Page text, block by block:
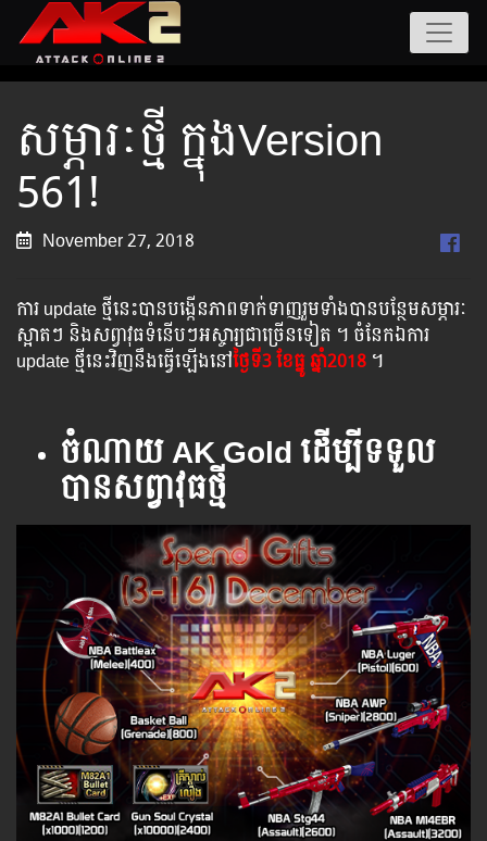
សម្ភារៈថ្មី ក្នុងVersion
561!
November 27, 2018
ការ update ថ្មីនេះបានបង្កើនភាពទាក់ទាញរួមទាំងបានបន្ថែមសម្ភារៈ
ស្អាតៗ និងសព្វាវុធទំនើបៗអស្ចារ្យជាច្រើនទៀត ។ ចំនែកឯការ
update ថ្មីនេះវិញនឹងធ្វើឡើងនៅថ្ងៃទី3 ខែធ្នូ ឆ្នាំ2018 ។
ចំណាយAK Gold ដើម្បីទទួល
បានសព្វាវុធថ្មី